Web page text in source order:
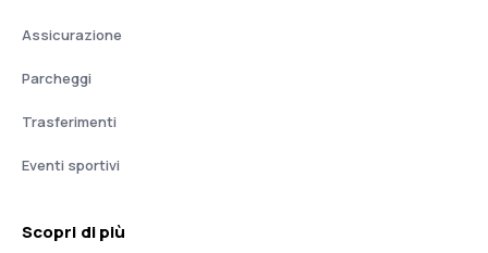
Assicurazione
Parcheggi
Trasferimenti
Eventi sportivi
Scopri di più